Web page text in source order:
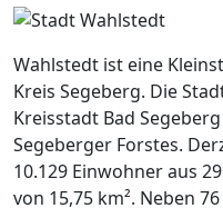
Wahlstedt ist eine
Kreis Segeberg. Die
Kreisstadt Bad
Segeberger Forstes.
10.129 Einwohner aus
von 15,75 km². Neben